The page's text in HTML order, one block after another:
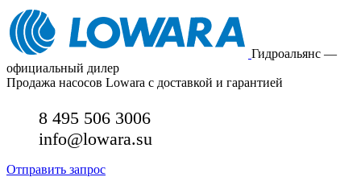
Гидроальянс —
официальный дилер
Продажа насосов Lowara с доставкой и гарантией
8 495 506 3006
info@lowara.su
Отправить запрос